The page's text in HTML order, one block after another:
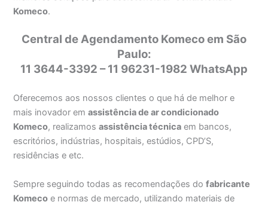
Komeco.
Central de Agendamento Komeco em São
Paulo:
11 3644-3392 – 11 96231-1982 WhatsApp
Oferecemos aos nossos clientes o que há de melhor e
mais inovador emassistência de ar condicionado
Komeco, realizamosassistência técnica em bancos,
escritórios, indústrias, hospitais, estúdios, CPD’S,
residências e etc.
Sempre seguindo todas as recomendações dofabricante
Komeco e normas de mercado, utilizando materiais de